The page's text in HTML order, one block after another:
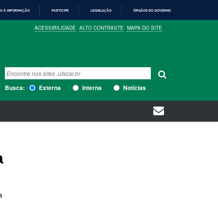
À INFORMAÇÃO PARTICIPE LEGISLAÇÃO ÓRGÃOS DO GOVERNO
ACESSIBILIDADE ALTO CONTRASTE MAPA DO SITE
Busca
Busca Avançada…
Busca: Externa Interna Notícias